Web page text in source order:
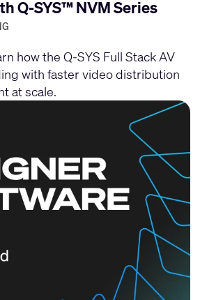
Q-SYS™ NVM Series
how the Q-SYS Full Stack AV
with faster video distribution
at scale.